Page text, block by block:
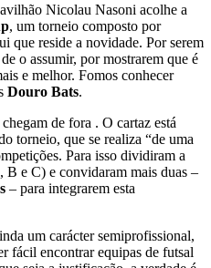
Nicolau Nasoni acolhe a
, um torneio composto por
que reside a novidade. Por serem
o assumir, por mostrarem que é
e melhor. Fomos conhecer
Douro Bats.
de fora . O cartaz está
torneio, que se realiza “de uma
Para isso dividiram a
B e C) e convidaram mais duas –
– para integrarem esta
um carácter semiprofissional,
fácil encontrar equipas de futsal